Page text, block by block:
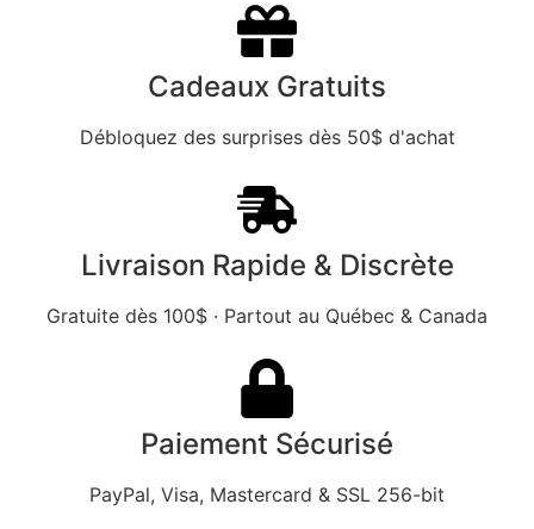
Cadeaux Gratuits
Débloquez des surprises dès 50$ d'achat
Livraison Rapide & Discrète
Gratuite dès 100$ · Partout au Québec & Canada
Paiement Sécurisé
PayPal, Visa, Mastercard & SSL 256-bit